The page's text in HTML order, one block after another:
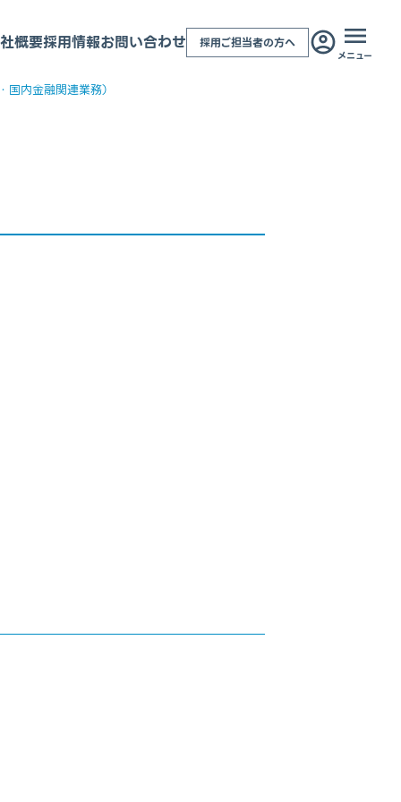
概要採用情報お問い合わせ 採用ご担当者の方へ
メニュー
内金融関連業務）